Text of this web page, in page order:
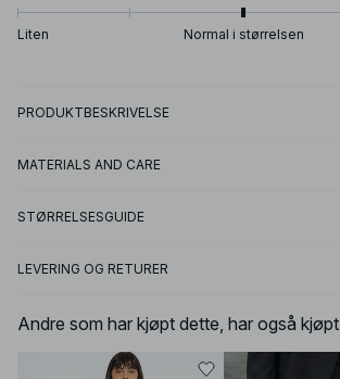
Liten Normal i størrelsen
PRODUKTBESKRIVELSE
MATERIALS AND CARE
STØRRELSESGUIDE
LEVERING OG RETURER
Andre som har kjøpt dette, har også kjøpt